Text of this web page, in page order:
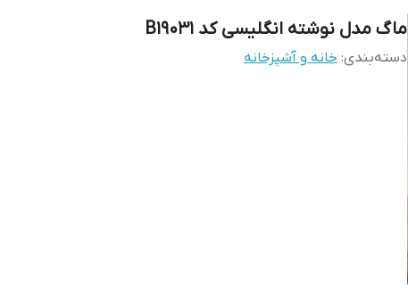
ماگ مدل نوشته انگلیسی کد B19031
دسته‌بندی: خانه و آشپزخانه